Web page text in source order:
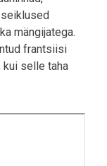
mängijatega.
frantsiisi
kui selle taha